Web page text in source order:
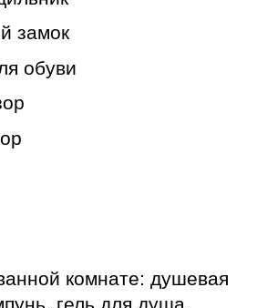
замок
обуви
комнате: душевая
гель для душа,